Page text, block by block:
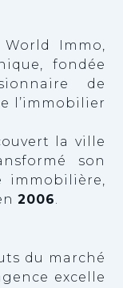
Immo,
fondée
de
l’immobilier
la ville
son
immobilière,
2006
du marché
excelle